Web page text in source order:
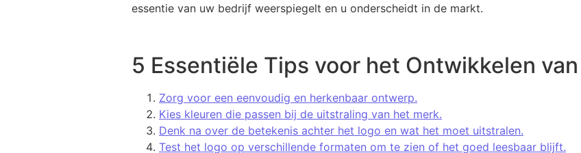
essentie van uw bedrijf weerspiegelt en u onderscheidt in de markt.
5 Essentiële Tips voor het Ontwikkelen
Zorg voor een eenvoudig en herkenbaar ontwerp.
Kies kleuren die passen bij de uitstraling van het merk.
Denk na over de betekenis achter het logo en wat het moet uitstralen.
Test het logo op verschillende formaten om te zien of het goed leesbaar blijft.